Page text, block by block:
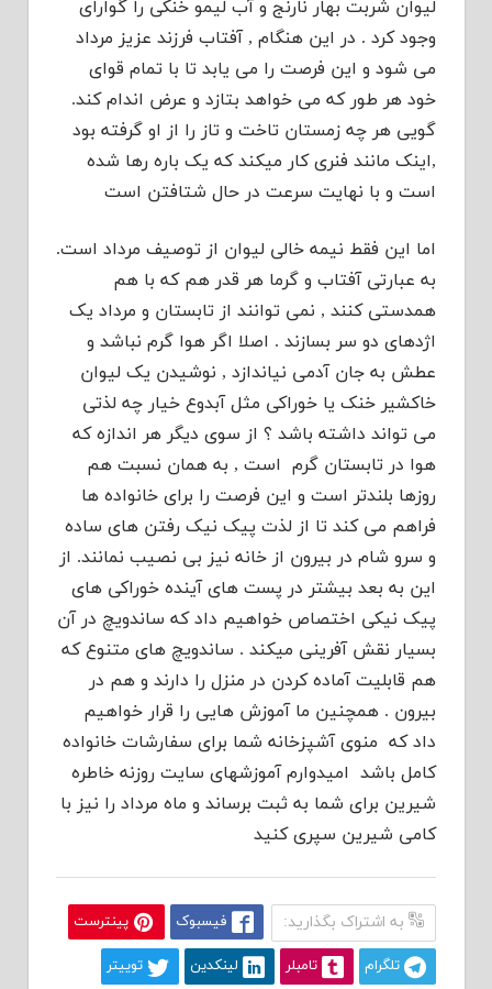
لیوان شربت بهار نارنج و آب لیمو خنکی را گوارای
وجود کرد . در این هنگام , آفتاب فرزند عزیز مرداد
می شود و این فرصت را می یابد تا با تمام قوای
خود هر طور که می خواهد بتازد و عرض اندام کند.
گویی هر چه زمستان تاخت و تاز را از او گرفته بود
,اینک مانند فنری کار میکند که یک باره رها شده
است و با نهایت سرعت در حال شتافتن است
اما این فقط نیمه خالی لیوان از توصیف مرداد است.
به عبارتی آفتاب و گرما هر قدر هم که با هم
همدستی کنند , نمی توانند از تابستان و مرداد یک
اژدهای دو سر بسازند . اصلا اگر هوا گرم نباشد و
عطش به جان آدمی نیاندازد , نوشیدن یک لیوان
خاکشیر خنک یا خوراکی مثل آبدوع خیار چه لذتی
می تواند داشته باشد ؟ از سوی دیگر هر اندازه که
هوا در تابستان گرم است , به همان نسبت هم
روزها بلندتر است و این فرصت را برای خانواده ها
فراهم می کند تا از لذت پیک نیک رفتن های ساده
و سرو شام در بیرون از خانه نیز بی نصیب نمانند. از
این به بعد بیشتر در پست های آینده خوراکی های
پیک نیکی اختصاص خواهیم داد که ساندویچ در آن
بسیار نقش آفرینی میکند . ساندویچ های متنوع که
هم قابلیت آماده کردن در منزل را دارند و هم در
بیرون . همچنین ما آموزش هایی را قرار خواهیم
داد که منوی آشپزخانه شما برای سفارشات خانواده
کامل باشد امیدوارم آموزشهای سایت روزنه خاطره
شیرین برای شما به ثبت برساند و ماه مرداد را نیز با
کامی شیرین سپری کنید
به اشتراک بگذارید: فیسبوک پینترست
تلگرام تامبلر لینکدین توییتر